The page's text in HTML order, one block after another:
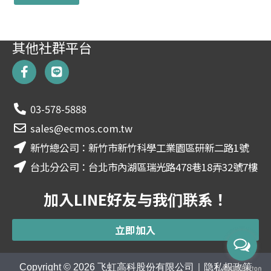
t
e
r
n
t
i
v
e
:
其他社群平台
F
a
c
b
o
o
k
-
f
L
i
n
e
03-578-5888
sales@ecmos.com.tw
新竹總公司：新竹市新竹科學工業園區研新二路1號
台北分公司：台北市內湖區瑞光路478巷18弄32號7樓
加入LINE好友与我们联系！
立即加入
Copyright © 2026 飞虹高科股份有限公司 隐私权政策